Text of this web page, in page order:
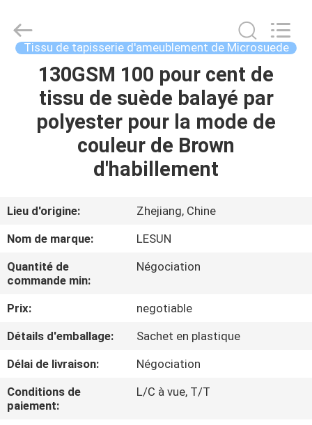
MAISON
PRODUITS
DE
NOUS
VISITE
D'USINE
CONTRÔLE
DE
QUALITÉ
Textile
Technology
CO.,LTD.Tissu de tapisserie d'ameublement de Microsuede
130GSM 100 pour cent de
tissu de suède balayé par
polyester pour la mode de
couleur de Brown
d'habillement
Lieu d'origine:
Zhejiang, Chine
Nom de marque:
LESUN
Quantité de
commande min:
Négociation
Prix:
negotiable
Détails d'emballage:
Sachet en plastique
Délai de livraison:
Négociation
Conditions de
paiement:
L/C à vue, T/T